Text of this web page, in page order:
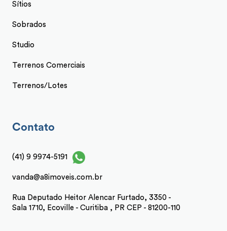
Sítios
Sobrados
Studio
Terrenos Comerciais
Terrenos/Lotes
Contato
(41) 9 9974-5191
vanda@a8imoveis.com.br
Rua Deputado Heitor Alencar Furtado, 3350 -
Sala 1710, Ecoville - Curitiba , PR CEP - 81200-110